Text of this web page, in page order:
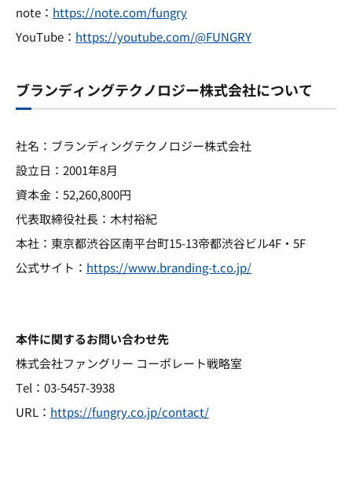
note： https://note.com/fungry
YouTube： https://youtube.com/@FUNGRY
ブランディングテクノロジー株式会社について
社名：ブランディングテクノロジー株式会社
設立日：2001年8月
資本金：52,260,800円
代表取締役社長：木村裕紀
本社：東京都渋谷区南平台町15-13帝都渋谷ビル4F・5F
公式サイト： https://www.branding-t.co.jp/
本件に関するお問い合わせ先
株式会社ファングリー コーポレート戦略室
Tel：03-5457-3938
URL： https://fungry.co.jp/contact/